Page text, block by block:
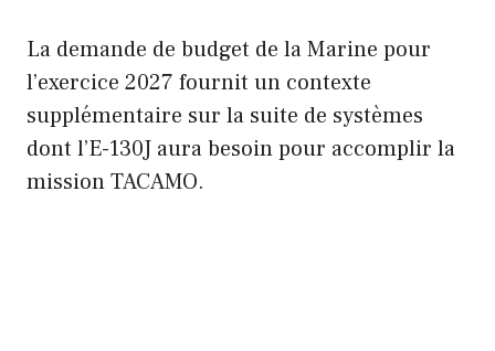
La demande de budget de la Marine pour
l’exercice 2027 fournit un contexte
supplémentaire sur la suite de systèmes
dont l’E-130J aura besoin pour accomplir la
mission TACAMO.